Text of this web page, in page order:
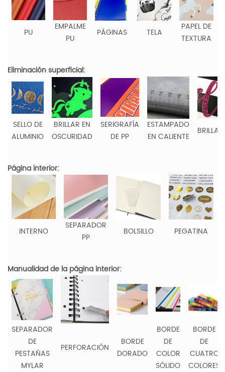
PU
EMPALME
PU
PÁGINAS TELA
PAPEL DE
TEXTURA
Eliminación superficial:
SELLO DE
ALUMINIO
BRILLAR EN
OSCURIDAD
SERIGRAFÍA
DE PP
ESTAMPADO
EN CALIENTE
Página interior:
INTERNO
SEPARADOR
PP
BOLSILLO PEGATINA
Manualidad de la página interior:
SEPARADOR
DE
PESTAÑAS
MYLAR
PERFORACIÓN
BORDE
DORADO
BORDE
DE
COLOR
SÓLIDO
BORDE
DE
CUATRO
COLORES